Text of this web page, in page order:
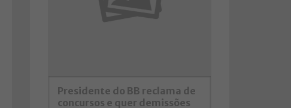
Presidente do BB reclama de
concursos e quer demissões